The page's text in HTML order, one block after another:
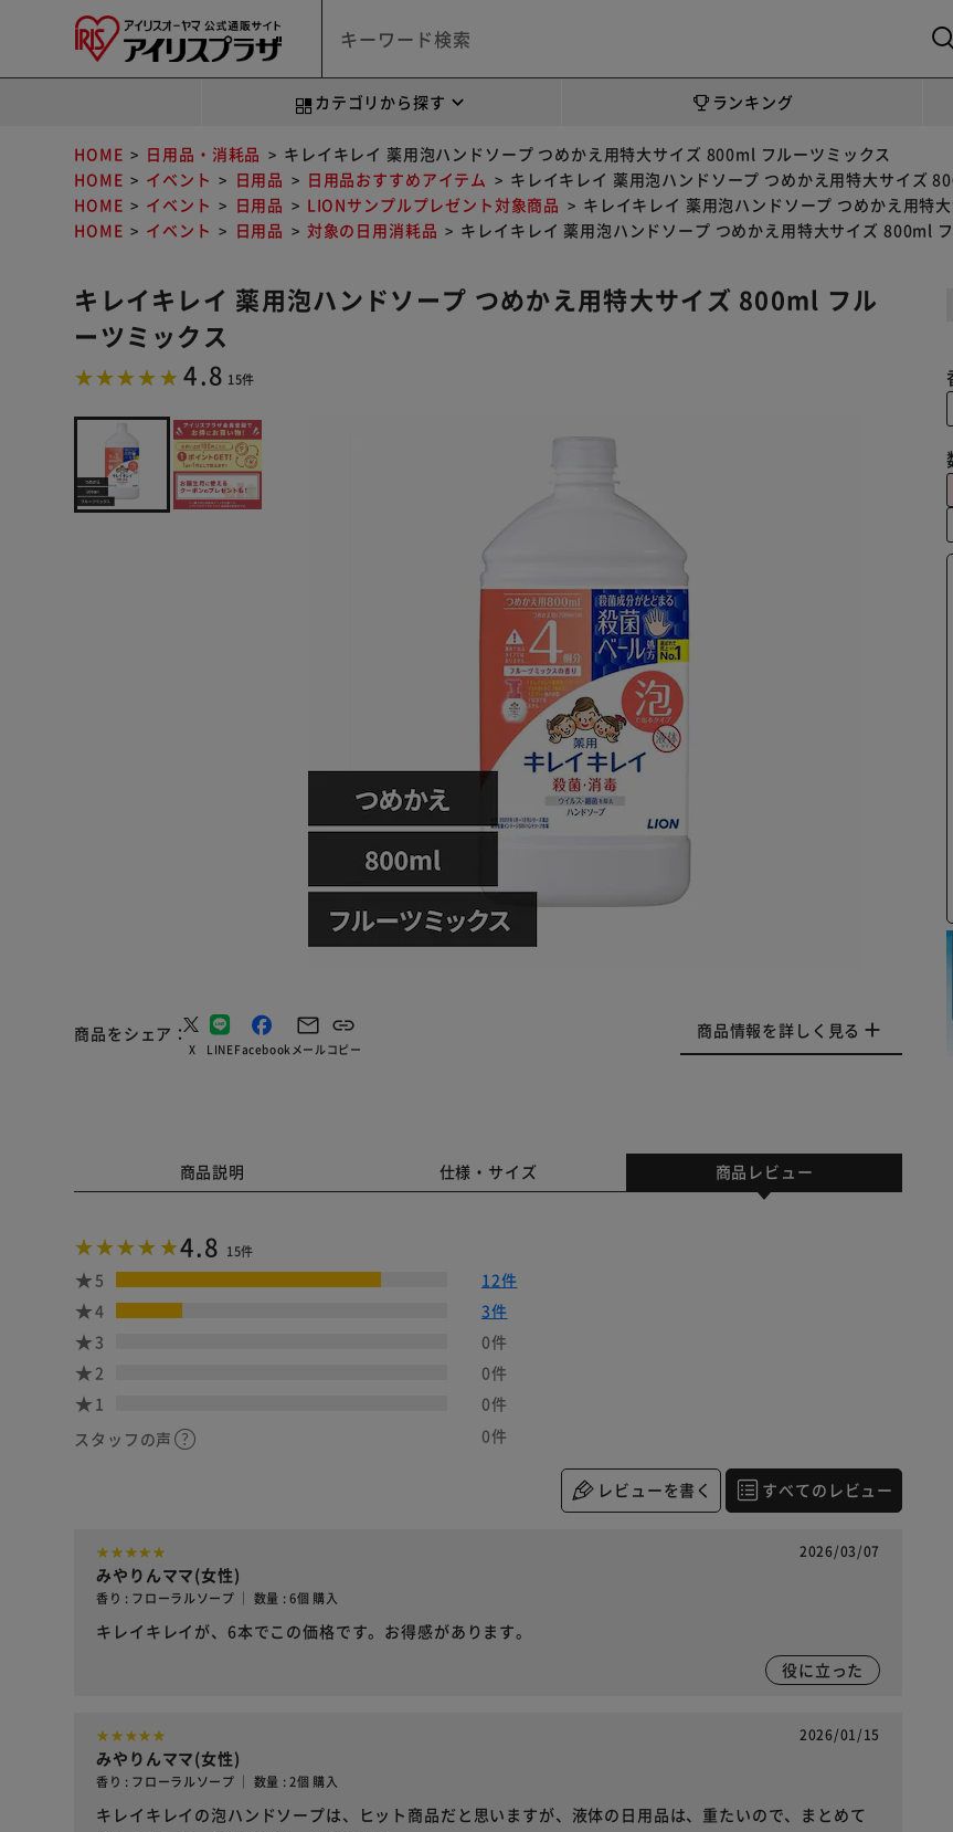
カテゴリから探す ランキング
HOME 日用品・消耗品
キレイキレイ 薬用泡ハンドソープ つめかえ用特大サイズ 800ml フルーツミックス
HOME
イベント 日用品 日用品おすすめアイテム
キレイキレイ 薬用泡ハンドソープ つめかえ用特大サイズ
HOME
イベント 日用品 LIONサンプルプレゼント対象商品
キレイキレイ 薬用泡ハンドソープ つめかえ用特
HOME
イベント 日用品 対象の日用消耗品 キレイキレイ 薬用泡ハンドソープ つめかえ用特大サイズ 800ml
キレイキレイ 薬用泡ハンドソープ つめかえ用特大サイズ 800ml フル
ーツミックス
4.8 15件
商品をシェア
X LINEFacebookメールコピー
商品情報を詳しく見る
商品説明 仕様・サイズ 商品レビュー
4.8 15件
5
12件
4
3件
3
0件
2
0件
1
0件
スタッフの声
0件
レビューを書く すべてのレビュー
2026/03/07
みやりんママ(女性)
香り : フローラルソープ ｜ 数量 : 6個 購入
キレイキレイが、6本でこの価格です。お得感があります。
役に立った
2026/01/15
みやりんママ(女性)
香り : フローラルソープ ｜ 数量 : 2個 購入
キレイキレイの泡ハンドソープは、ヒット商品だと思いますが、液体の日用品は、重たいので、まとめて